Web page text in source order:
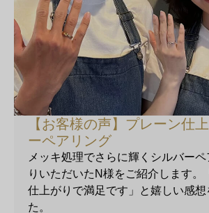
【お客様の声】プレーン仕
ーペアリング
メッキ処理でさらに輝くシルバー
りいただいたN様をご紹介します。
仕上がりで満足です」と嬉しい感想
た。